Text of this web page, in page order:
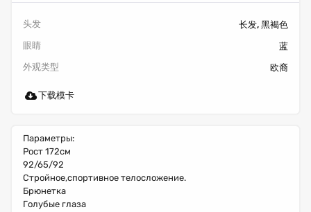
头发
长发, 黑褐色
眼睛
蓝
外观类型
欧裔
下载模卡
Параметры:
Рост 172см
92/65/92
Стройное,спортивное телосложение.
Брюнетка
Голубые глаза